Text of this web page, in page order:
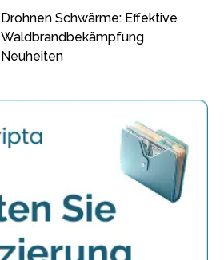
Drohnen Schwärme: Effektive
Waldbrandbekämpfung
Neuheiten